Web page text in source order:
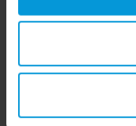
6604 LZ Wijchen